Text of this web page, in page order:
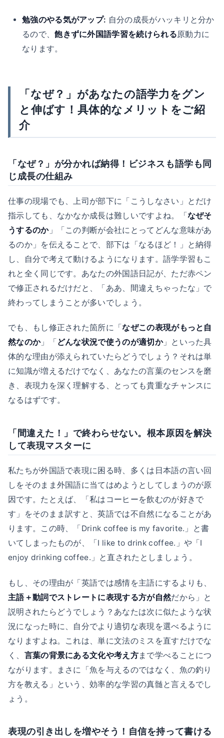
勉強のやる気がアップ: 自分の成長がハッキリと分か
るので、飽きずに外国語学習を続けられる原動力に
なります。
「なぜ？」があなたの語学力をグン
と伸ばす！具体的なメリットをご紹
介
「なぜ？」が分かれば納得！ビジネスも語学も同
じ成長の仕組み
仕事の現場でも、上司が部下に「こうしなさい」とだけ
指示しても、なかなか成長は難しいですよね。「なぜそ
うするのか」「この判断が会社にとってどんな意味があ
るのか」を伝えることで、部下は「なるほど！」と納得
し、自分で考えて動けるようになります。語学学習もこ
れと全く同じです。あなたの外国語日記が、ただ赤ペン
で修正されるだけだと、「ああ、間違えちゃったな」で
終わってしまうことが多いでしょう。
でも、もし修正された箇所に「なぜこの表現がもっと自
然なのか」「 どんな状況で使うのが適切か」といった具
体的な理由が添えられていたらどうでしょう？それは単
に知識が増えるだけでなく、あなたの言葉のセンスを磨
き、表現力を深く理解する、とっても貴重なチャンスに
なるはずです。
「間違えた！」で終わらせない。根本原因を解決
して表現マスターに
私たちが外国語で表現に困る時、多くは日本語の言い回
しをそのまま外国語に当てはめようとしてしまうのが原
因です。たとえば、「私はコーヒーを飲むのが好きで
す」をそのまま訳すと、英語では不自然になることがあ
ります。この時、「Drink coffee is my favorite.」と書
いてしまったものが、「I like to drink coffee.」や「I
enjoy drinking coffee.」と直されたとしましょう。
もし、その理由が「英語では感情を主語にするよりも、
主語＋動詞でストレートに表現する方が自然だから」と
説明されたらどうでしょう？あなたは次に似たような状
況になった時に、自分でより適切な表現を選べるように
なりますよね。これは、単に文法のミスを直すだけでな
く、 言葉の背景にある文化や考え方まで学べることにつ
ながります。まさに「魚を与えるのではなく、魚の釣り
方を教える」という、効率的な学習の真髄と言えるでし
ょう。
表現の引き出しを増やそう！自信を持って書ける